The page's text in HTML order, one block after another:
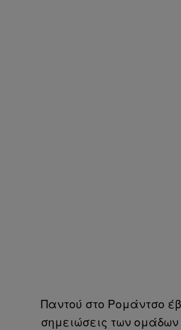
Παντού στο Ρομάντσο
σημειώσεις των